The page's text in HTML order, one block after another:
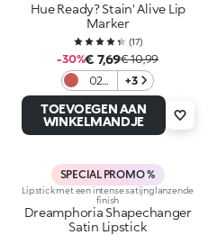
Hue Ready? Stain' Alive Lip
Marker
(17)
-30%€ 7,69€ 10,99
02
Brick
The
Rules
+3
TOEVOEGEN AAN
WINKELMANDJE
SPECIAL PROMO %
Lipstick met een intense satijnglanzende
finish
Dreamphoria Shapechanger
Satin Lipstick